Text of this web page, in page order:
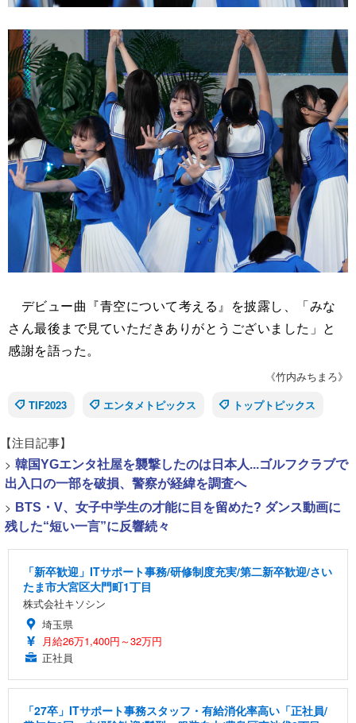
デビュー曲『青空について考える』を披露し、「みな
さん最後まで見ていただきありがとうございました」と
感謝を語った。
《竹内みちまろ》
TIF2023
エンタメトピックス トップトピックス
【注目記事】
> 韓国YGエンタ社屋を襲撃したのは日本人...ゴルフクラブで
出入口の一部を破損、警察が経緯を調査へ
> BTS・V、女子中学生の才能に目を留めた? ダンス動画に
残した“短い一言”に反響続々
「新卒歓迎」ITサポート事務/研修制度充実/第二新卒歓迎/さい
たま市大宮区大門町1丁目
株式会社キソシン
埼玉県
月給26万1,400円～32万円
正社員
「27卒」ITサポート事務スタッフ・有給消化率高い「正社員/